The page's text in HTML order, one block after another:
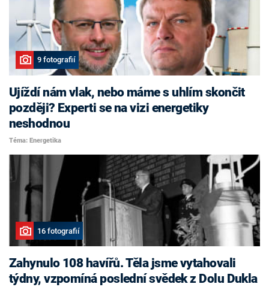
9 fotografií
Ujíždí nám vlak, nebo máme s uhlím skončit
později? Experti se na vizi energetiky
neshodnou
Téma: Energetika
16 fotografií
Zahynulo 108 havířů. Těla jsme vytahovali
týdny, vzpomíná poslední svědek z Dolu Dukla